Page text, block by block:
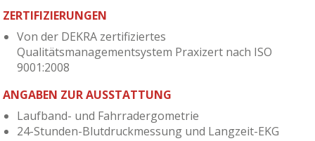
ZERTIFIZIERUNGEN
Von der DEKRA zertifiziertes
Qualitätsmanagementsystem Praxizert nach ISO
9001:2008
ANGABEN ZUR AUSSTATTUNG
Laufband- und Fahrradergometrie
24-Stunden-Blutdruckmessung und Langzeit-EKG